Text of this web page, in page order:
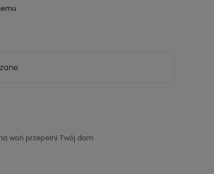
woń przepełni Twój dom